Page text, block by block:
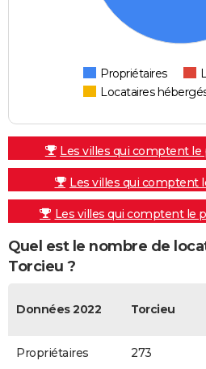
Propriétaires
Locataires
Les villes qui comptent le
Les villes qui comptent
Les villes qui comptent le
Quel est le nombre de
Torcieu ?
Données 2022 Torcieu
Propriétaires 273